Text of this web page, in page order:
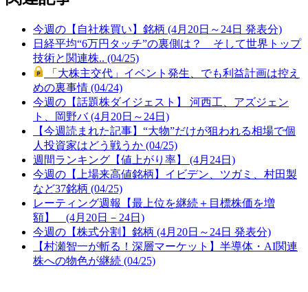
今週の【自社株買い】銘柄 (4月20日～24日 発表分)
日経平均“6万円タッチ”の裏側は？ そして世界トップ
技術と関連株.. (04/25)
「大株主交代」イベント発生、でも利益計画は控え
めの裏事情 (04/24)
今週の【話題株ダイジェスト】 河西工、アズジェン
ト、岡野バ (4月20日～24日)
【今週読まれた記事】“大物”だけが狙われる相場で個
人投資家はどう戦うか (04/25)
週間ランキング【値上がり率】 (4月24日)
今週の【上場来高値銘柄】イビデン、ツガミ、村田製
など37銘柄 (04/25)
レーティング週報【最上位を継続＋目標株価を増
額】 (4月20日－24日)
今週の【株式分割】銘柄 (4月20日～24日 発表分)
【村瀬智一が斬る！深層マーケット】半導体・AI関連
株への物色が継続 (04/25)